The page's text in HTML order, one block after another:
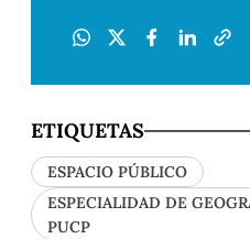
ETIQUETAS
ESPACIO PÚBLICO
ESPECIALIDAD DE
PUCP